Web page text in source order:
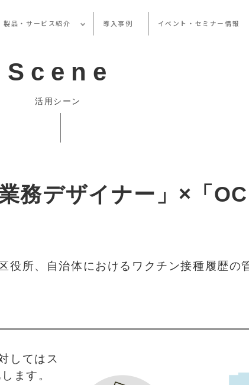
製品・サービス紹介 導入事例 イベント・セミナー情報
Scene
活用シーン
務デザイナー」×「
所、自治体におけるワクチン接種履歴の
してはス
ます。